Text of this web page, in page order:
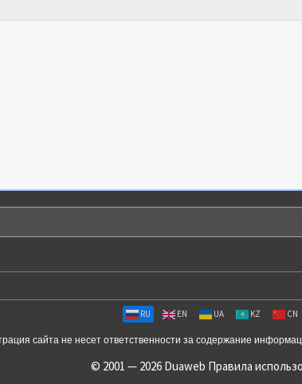
RU EN UA KZ CN
сайта не несет ответственности за содержание
© 2001 — 2026 Duaweb Правила